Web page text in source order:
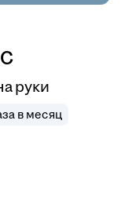
руки
в месяц